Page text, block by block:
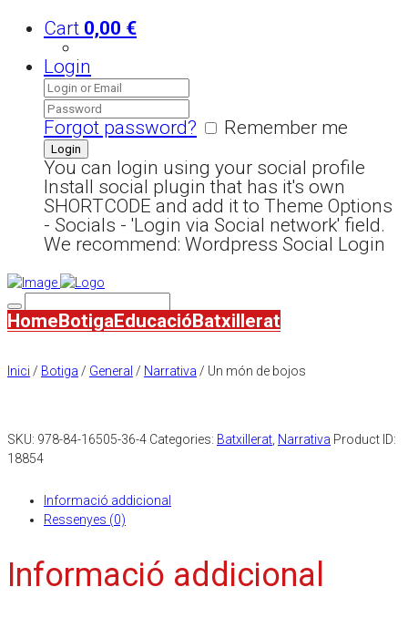
Cart 0,00 €
Login
Forgot password?
Remember me
You can login using your social profile
Install social plugin that has it's own
SHORTCODE and add it to Theme Options
- Socials - 'Login via Social network' field.
We recommend: Wordpress Social Login
HomeBotigaEducacióBatxillerat
Inici / Botiga / General / Narrativa / Un món de bojos
SKU: 978-84-16505-36-4 Categories: Batxillerat Narrativa Product ID:
18854
Informació addicional
Ressenyes (0)
Informació addicional